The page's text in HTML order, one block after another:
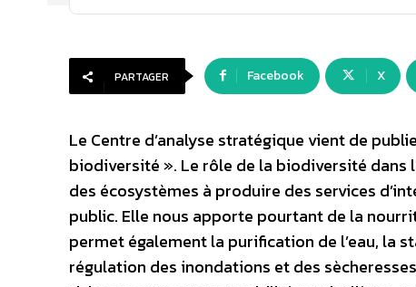
PARTAGER Facebook X
Le Centre d’analyse stratégique vient de
biodiversité ». Le rôle de la biodiversité
des écosystèmes à produire des services
public. Elle nous apporte pourtant de la
permet également la purification de l’eau, la
régulation des inondations et des